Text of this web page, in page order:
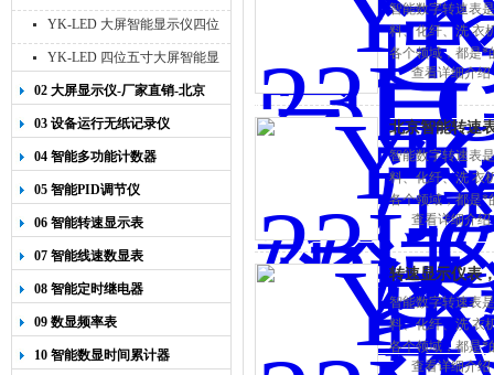
四位十寸
YK-LED 大屏智能显示仪四位
八寸
YK-LED 四位五寸大屏智能显
示仪
02 大屏显示仪-厂家直销-北京
宇科泰吉
03 设备运行无纸记录仪
04 智能多功能计数器
05 智能PID调节仪
06 智能转速显示表
07 智能线速数显表
08 智能定时继电器
09 数显频率表
10 智能数显时间累计器
智能数字转速表
料、化纤、洗 衣
各个领域，都是*
查看详细介绍
北京智能转速
智能数字转速表
料、化纤、洗 衣
各个领域，都是*
查看详细介绍
转速显示仪表
智能数字转速表
料、化纤、洗 衣
各个领域，都是*
查看详细介绍